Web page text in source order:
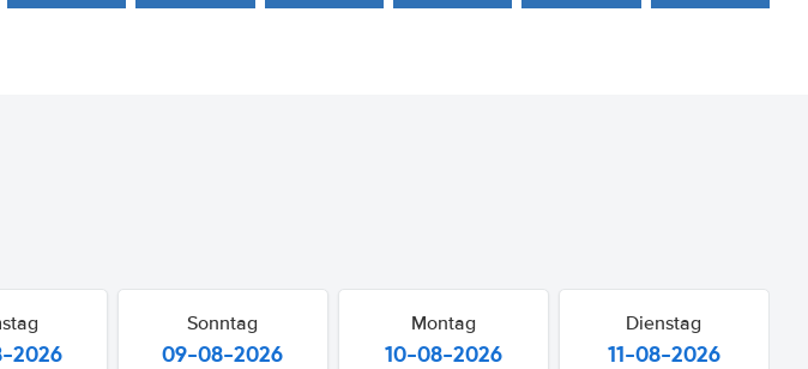
2026
Sonntag
09-08-2026
Montag
10-08-2026
Dienstag
11-08-2026